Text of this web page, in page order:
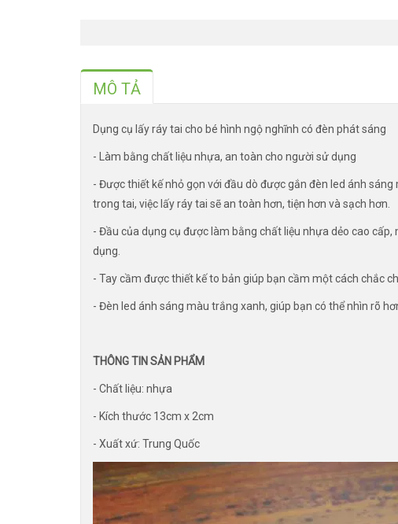
MÔ TẢ
Dụng cụ lấy ráy tai cho bé hình ngộ nghĩnh có đèn phát sáng
- Làm bằng chất liệu nhựa, an toàn cho người sử dụng
- Được thiết kế nhỏ gọn với đầu dò được gắn đèn led ánh
trong tai, việc lấy ráy tai sẽ an toàn hơn, tiện hơn và sạch hơn.
- Đầu của dụng cụ được làm bằng chất liệu nhựa dẻo cao
dụng.
- Tay cầm được thiết kế to bản giúp bạn cầm một cách chắc
- Đèn led ánh sáng màu trắng xanh, giúp bạn có thể nhìn rõ
THÔNG TIN SẢN PHẨM
- Chất liệu: nhựa
- Kích thước 13cm x 2cm
- Xuất xứ: Trung Quốc